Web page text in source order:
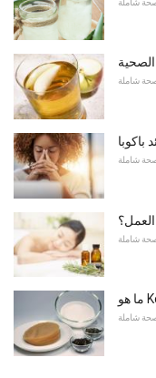
شاملة
باكوبا
شاملة
العمل؟
شاملة
شاملة